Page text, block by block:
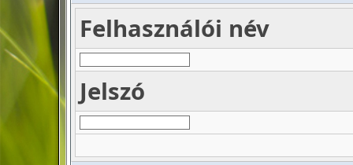
Felhasználói név
Jelszó